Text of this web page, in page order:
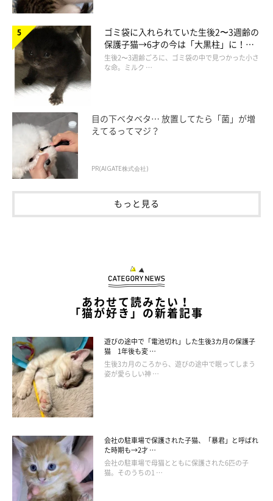
オスには複数の爪とぎ器と自分のニオイの付いたものを
所ではなく複数箇所に爪とぎ器を置くことで、家具類を引っかき
傷から守ることができますし、縄張りパトロールの欲求も満たさ
れます。また、猫が自分のニオイを部屋の広範囲で認識できるこ
とも、安心につながるため重要です。猫自身のニオイの付いたも
ゴミ袋に入れられていた生後2〜3週齢の
保護子猫→6才の今は「大黒柱」に！
美しい黒猫に成長した姿にグッとくる
生後2〜3週齢ごろに、ゴミ袋の中で見つかった小さ
な命。ミルク …
目の下ベタベタ… 放置してたら「菌」が増
えてるってマジ？
PR(AIGATE株式会社)
もっと見る
あわせて読みたい！
「猫が好き」の新着記事
遊びの途中で「電池切れ」した生後3カ月の保護子
猫 1年後も変 …
生後3カ月のころから、遊びの途中で眠ってしまう
姿が愛らしい神 …
会社の駐車場で保護された子猫、「暴君」と呼ばれ
た時期も→2才 …
会社の駐車場で母猫とともに保護された6匹の子
猫。そのうちの1 …